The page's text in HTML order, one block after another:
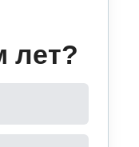
лет?